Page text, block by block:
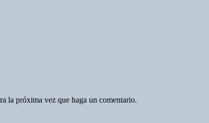
la próxima vez que haga un comentario.